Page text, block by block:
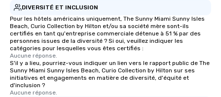
DIVERSITÉ ET INCLUSION
Pour les hôtels américains uniquement, The Sunny Miami Sunny Isles
Beach, Curio Collection by Hilton et/ou sa société mère sont-ils
certifiés en tant qu'entreprise commerciale détenue à 51 % par des
personnes issues de la diversité ? Si oui, veuillez indiquer les
catégories pour lesquelles vous êtes certifiés :
Aucune réponse.
S'il y a lieu, pourriez-vous indiquer un lien vers le rapport public de The
Sunny Miami Sunny Isles Beach, Curio Collection by Hilton sur ses
initiatives et engagements en matière de diversité, d'équité et
d'inclusion ?
Aucune réponse.